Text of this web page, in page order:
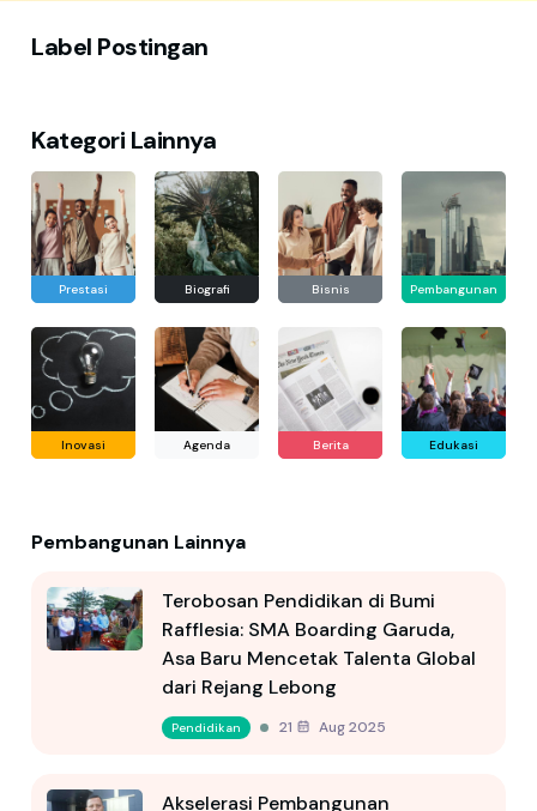
Label Postingan
Kategori Lainnya
Prestasi Biografi Bisnis Pembangunan
Inovasi Agenda Berita Edukasi
Pembangunan Lainnya
Terobosan Pendidikan di Bumi
Rafflesia: SMA Boarding Garuda,
Asa Baru Mencetak Talenta Global
dari Rejang Lebong
Pendidikan 21 Aug 2025
Akselerasi Pembangunan